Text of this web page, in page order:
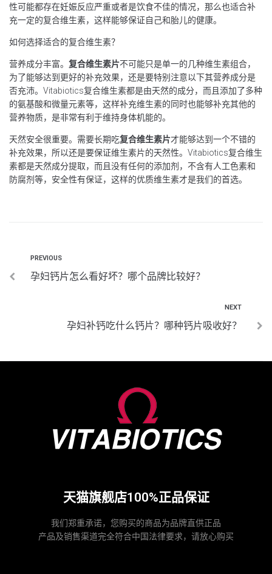
性可能都存在妊娠反应严重或者是饮食不佳的情况，那么也适合补
充一定的复合维生素，这样能够保证自己和胎儿的健康。
如何选择适合的复合维生素？
营养成分丰富。 复合维生素片不可能只是单一的几种维生素组合，
为了能够达到更好的补充效果，还是要特别注意以下其营养成分是
否充沛。Vitabiotics复合维生素都是由天然的成分，而且添加了多种
的氨基酸和微量元素等，这样补充维生素的同时也能够补充其他的
营养物质，是非常有利于维持身体机能的。
天然安全很重要。需要长期吃复合维生素片才能够达到一个不错的
补充效果，所以还是要保证维生素片的天然性。Vitabiotics复合维生
素都是天然成分提取，而且没有任何的添加剂，不含有人工色素和
防腐剂等，安全性有保证，这样的优质维生素才是我们的首选。
PREVIOUS
孕妇钙片怎么看好坏？哪个品牌比较好？
NEXT
孕妇补钙吃什么钙片？哪种钙片吸收好？
天猫旗舰店100%正品保证
我们郑重承诺，您购买的商品为品牌直供正品
产品及销售渠道完全符合中国法律要求，请放心购买